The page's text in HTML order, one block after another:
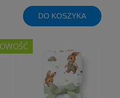
DO KOSZYKA